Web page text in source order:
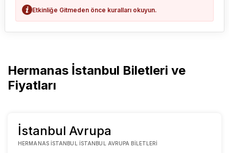
Etkinliğe Gitmeden önce kuralları okuyun.
Hermanas İstanbul Biletleri ve
Fiyatları
İstanbul Avrupa
HERMANAS İSTANBUL İSTANBUL AVRUPA BILETLERI